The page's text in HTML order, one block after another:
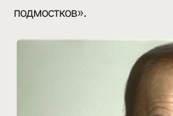
подмостков».